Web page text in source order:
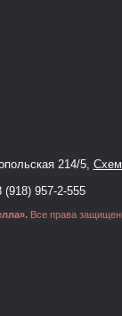
214/5,
957-2-555
Все права